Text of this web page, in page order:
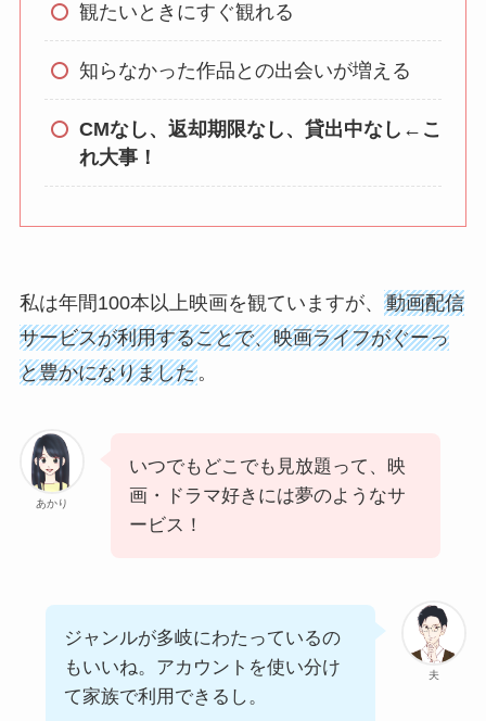
観たいときにすぐ観れる
知らなかった作品との出会いが増える
CMなし、返却期限なし、貸出中なし←こ
れ大事！
私は年間100本以上映画を観ていますが、 動画配信
サービスが利用することで、映画ライフがぐーっ
と豊かになりました。
あかり
いつでもどこでも見放題って、映
画・ドラマ好きには夢のようなサ
ービス！
夫
ジャンルが多岐にわたっているの
もいいね。アカウントを使い分け
て家族で利用できるし。